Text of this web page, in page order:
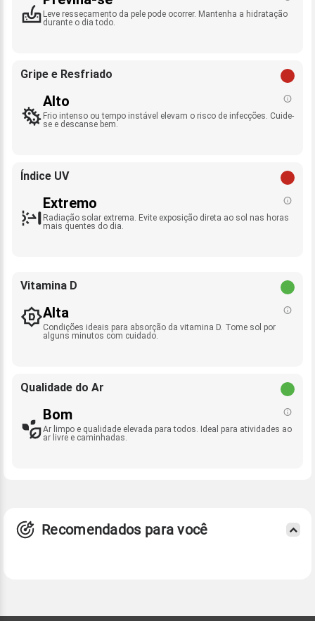
Leve ressecamento da pele pode ocorrer. Mantenha a hidratação
durante o dia todo.
Gripe e Resfriado
Alto
Frio intenso ou tempo instável elevam o risco de infecções. Cuide-
se e descanse bem.
Índice UV
Extremo
Radiação solar extrema. Evite exposição direta ao sol nas horas
mais quentes do dia.
Vitamina D
Alta
Condições ideais para absorção da vitamina D. Tome sol por
alguns minutos com cuidado.
Qualidade do Ar
Bom
Ar limpo e qualidade elevada para todos. Ideal para atividades ao
ar livre e caminhadas.
Recomendados para você